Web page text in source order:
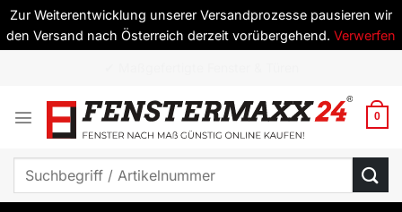
Zur Weiterentwicklung unserer Versandprozesse pausieren wir
den Versand nach Österreich derzeit vorübergehend. Verwerfen
springen
0
Suchen